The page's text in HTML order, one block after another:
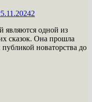
2
являются одной из
сказок. Она прошла
новаторства до